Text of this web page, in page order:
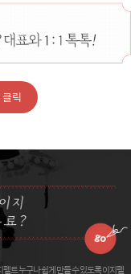
릭
트 누구나 쉽게 만들 수 있도록 이지펠